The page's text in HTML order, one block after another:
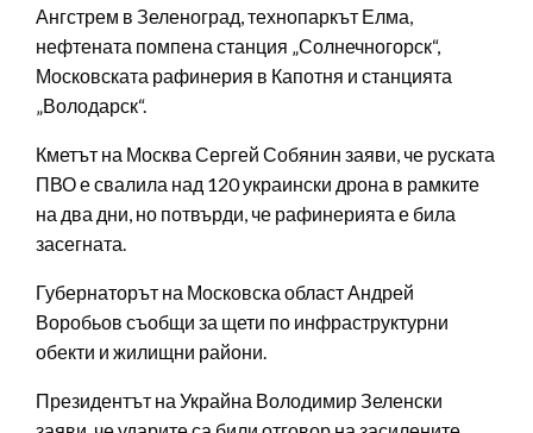
Ангстрем в Зеленоград, технопаркът Елма,
нефтената помпена станция „Солнечногорск“,
Московската рафинерия в Капотня и станцията
„Володарск“.
Кметът на Москва Сергей Собянин заяви, че руската
ПВО е свалила над 120 украински дрона в рамките
на два дни, но потвърди, че рафинерията е била
засегната.
Губернаторът на Московска област Андрей
Воробьов съобщи за щети по инфраструктурни
обекти и жилищни райони.
Президентът на Украйна Володимир Зеленски